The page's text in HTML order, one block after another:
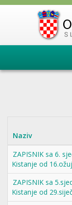
Naziv
ZAPISNIK sa 6.
Kistanje od
ZAPISNIK sa
Kistanje od